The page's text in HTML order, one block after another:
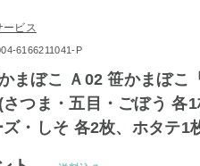
ービス
6166211041-P
まぼこ Ａ02 笹かまぼこ
つま・五目・ごぼう 各
・しそ 各2枚、ホタテ1